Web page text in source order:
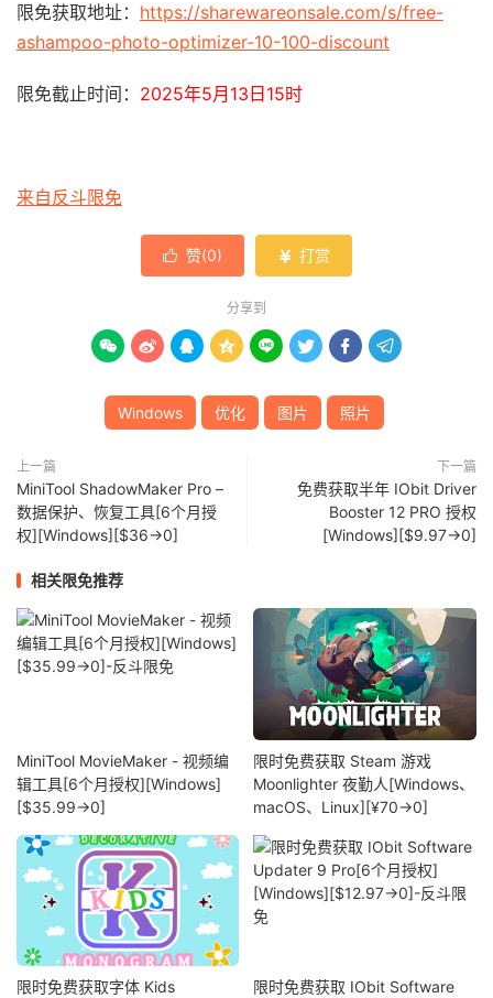
限免获取地址： https://sharewareonsale.com/s/free-
ashampoo-photo-optimizer-10-100-discount
限免截止时间： 2025年5月13日15时
来自反斗限免
 赞(0)  打赏
分享到
       
Windows 优化 图片 照片
上一篇
MiniTool ShadowMaker Pro –
数据保护、恢复工具[6个月授
权][Windows][$36→0]
下一篇
免费获取半年 IObit Driver
Booster 12 PRO 授权
[Windows][$9.97→0]
相关限免推荐
MiniTool MovieMaker - 视频编
辑工具[6个月授权][Windows]
[$35.99→0]
限时免费获取 Steam 游戏
Moonlighter 夜勤人[Windows、
macOS、Linux][¥70→0]
限时免费获取字体 Kids
限时免费获取 IObit Software